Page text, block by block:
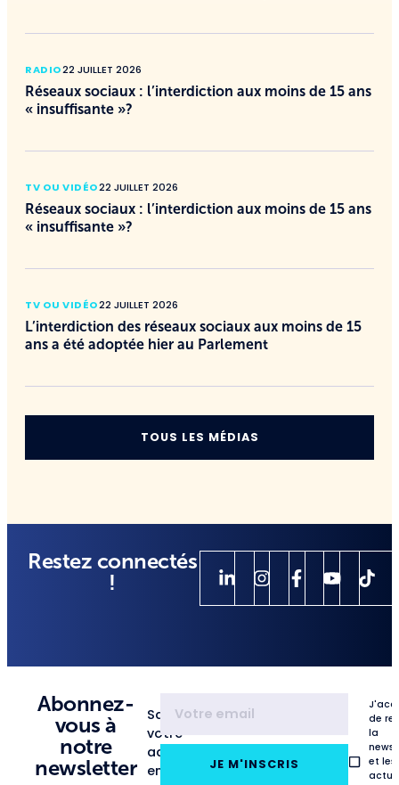
RADIO22 JUILLET 2026
Réseaux sociaux : l’interdiction aux moins de 15 ans
« insuffisante »?
TV OU VIDÉO22 JUILLET 2026
Réseaux sociaux : l’interdiction aux moins de 15 ans
« insuffisante »?
TV OU VIDÉO22 JUILLET 2026
L’interdiction des réseaux sociaux aux moins de 15
ans a été adoptée hier au Parlement
TOUS LES MÉDIAS
Restez connectés
!
Abonnez-
vous à
notre
newsletter
Saisissez
votre
adresse
email
JE M'INSCRIS
de
la
et les